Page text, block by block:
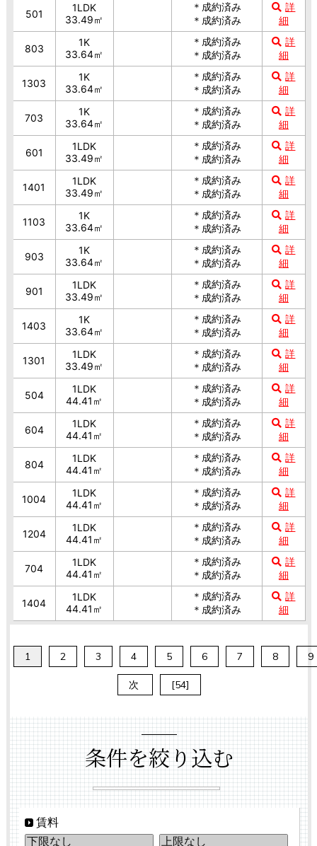
501
1LDK
33.49㎡
＊成約済み
＊成約済み
詳
細
803
1K
33.64㎡
＊成約済み
＊成約済み
詳
細
1303
1K
33.64㎡
＊成約済み
＊成約済み
詳
細
703
1K
33.64㎡
＊成約済み
＊成約済み
詳
細
601
1LDK
33.49㎡
＊成約済み
＊成約済み
詳
細
1401
1LDK
33.49㎡
＊成約済み
＊成約済み
詳
細
1103
1K
33.64㎡
＊成約済み
＊成約済み
詳
細
903
1K
33.64㎡
＊成約済み
＊成約済み
詳
細
901
1LDK
33.49㎡
＊成約済み
＊成約済み
詳
細
1403
1K
33.64㎡
＊成約済み
＊成約済み
詳
細
1301
1LDK
33.49㎡
＊成約済み
＊成約済み
詳
細
504
1LDK
44.41㎡
＊成約済み
＊成約済み
詳
細
604
1LDK
44.41㎡
＊成約済み
＊成約済み
詳
細
804
1LDK
44.41㎡
＊成約済み
＊成約済み
詳
細
1004
1LDK
44.41㎡
＊成約済み
＊成約済み
詳
細
1204
1LDK
44.41㎡
＊成約済み
＊成約済み
詳
細
704
1LDK
44.41㎡
＊成約済み
＊成約済み
詳
細
1404
1LDK
44.41㎡
＊成約済み
＊成約済み
詳
細
1 2 3 4 5 6 7 8 9
次 [54]
条件を絞り込む
賃料